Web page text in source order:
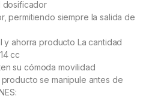
dosificador
permitiendo siempre la salida de
y ahorra producto La cantidad
cc
su cómoda movilidad
se manipule antes de